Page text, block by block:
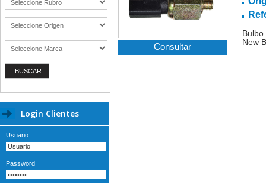
Login Clientes
Usuario
Password
Consultar
New